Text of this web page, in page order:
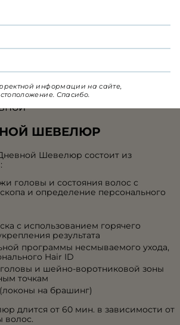
информации на сайте,
Спасибо.
ШЕВЕЛЮР
Шевелюр состоит из
головы и состояния волос с
и определение персонального
с использованием горячего
результата
программы несмываемого ухода,
Hair ID
и шейно-воротниковой зоны
точкам
на брашинг)
длится от 60 мин. в зависимости от
волос.